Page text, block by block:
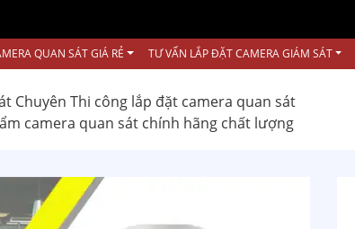
QUAN SÁT GIÁ RẺ TƯ VẤN LẮP ĐẶT CAMERA GIÁM SÁT
Chuyên Thi công lắp đặt camera quan sát
camera quan sát chính hãng chất lượng